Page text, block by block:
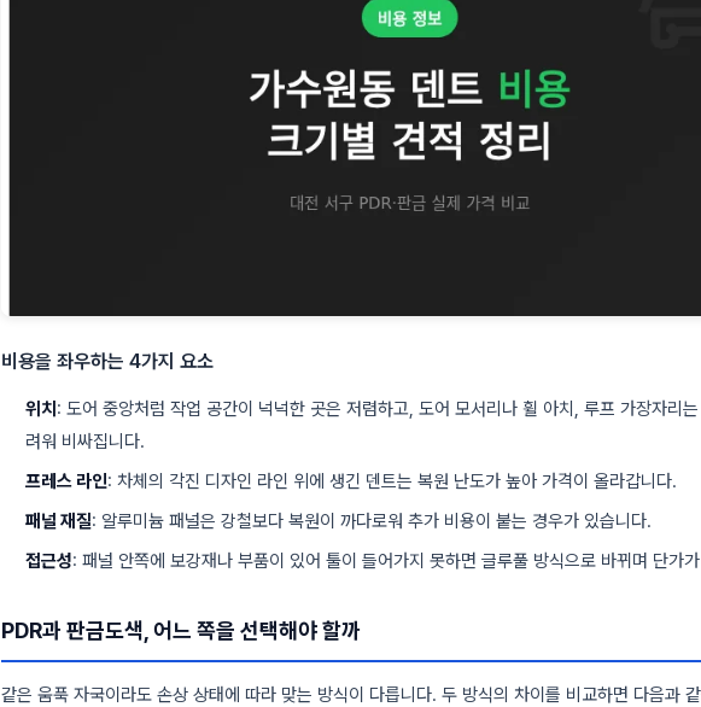
비용을 좌우하는 4가지 요소
위치 : 도어 중앙처럼 작업 공간이 넉넉한 곳은 저렴하고, 도어 모서리나 휠 아치, 루프 가장자리
려워 비싸집니다.
프레스 라인: 차체의 각진 디자인 라인 위에 생긴 덴트는 복원 난도가 높아 가격이 올라갑니다.
패널 재질: 알루미늄 패널은 강철보다 복원이 까다로워 추가 비용이 붙는 경우가 있습니다.
접근성: 패널 안쪽에 보강재나 부품이 있어 툴이 들어가지 못하면 글루풀 방식으로 바뀌며 단가
PDR과 판금도색, 어느 쪽을 선택해야 할까
같은 움푹 자국이라도 손상 상태에 따라 맞는 방식이 다릅니다. 두 방식의 차이를 비교하면 다음과